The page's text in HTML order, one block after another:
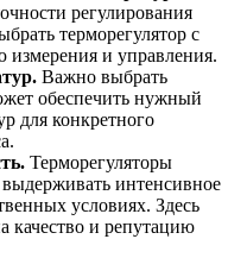
регулирования
терморегулятор с
измерения и управления.
Важно выбрать
обеспечить нужный
для конкретного
Терморегуляторы
интенсивное
условиях. Здесь
качество и репутацию